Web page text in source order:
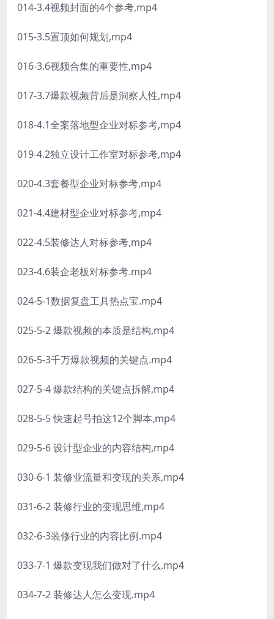
014-3.4视频封面的4个参考,mp4
015-3.5置顶如何规划,mp4
016-3.6视频合集的重要性,mp4
017-3.7爆款视频背后是洞察人性,mp4
018-4.1全案落地型企业对标参考,mp4
019-4.2独立设计工作室对标参考,mp4
020-4.3套餐型企业对标参考,mp4
021-4.4建材型企业对标参考,mp4
022-4.5装修达人对标参考,mp4
023-4.6装企老板对标参考.mp4
024-5-1数据复盘工具热点宝.mp4
025-5-2 爆款视频的本质是结构,mp4
026-5-3千万爆款视频的关键点.mp4
027-5-4 爆款结构的关键点拆解,mp4
028-5-5 快速起号拍这12个脚本,mp4
029-5-6 设计型企业的内容结构,mp4
030-6-1 装修业流量和变现的关系,mp4
031-6-2 装修行业的变现思维,mp4
032-6-3装修行业的内容比例.mp4
033-7-1 爆款变现我们做对了什么.mp4
034-7-2 装修达人怎么变现.mp4